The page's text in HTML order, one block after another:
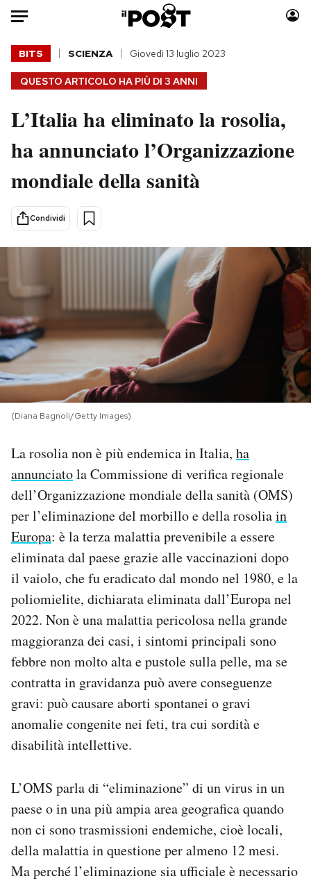
Auto
HOME
Italia
Politica
Tecnologia
Scienza
Moda
Consumismi
Storie/Idee
Altrecose
Mondiali calcio 2026
PODCAST
NEWSLETTER
SHOP
CALENDARIO
AREA PERSONALE
Area Personale
Newsletter
Hai bisogno di aiuto?
Esci
QUESTO ARTICOLO HA PIÙ DI 3 ANNI
BITS SCIENZA Giovedì 13 luglio 2023
L’Italia ha eliminato la rosolia,
ha annunciato l’Organizzazione
mondiale della sanità
Condividi
(Diana Bagnoli/Getty Images)
La rosolia non è più endemica in Italia, ha
annunciatola Commissione di verifica regionale
dell’Organizzazione mondiale della sanità (OMS)
per l’eliminazione del morbillo e della rosoliain
Europa: è la terza malattia prevenibile a essere
eliminata dal paese grazie alle vaccinazioni dopo
il vaiolo, che fu eradicato dal mondo nel 1980, e la
poliomielite, dichiarata eliminata dall’Europa nel
2022. Non è una malattia pericolosa nella grande
maggioranza dei casi, i sintomi principali sono
febbre non molto alta e pustole sulla pelle, ma se
contratta in gravidanza può avere conseguenze
gravi: può causare aborti spontanei o gravi
anomalie congenite nei feti, tra cui sordità e
disabilità intellettive.
L’OMS parla di “eliminazione” di un virus in un
paese o in una più ampia area geografica quando
non ci sono trasmissioni endemiche, cioè locali,
della malattia in questione per almeno 12 mesi.
Ma perché l’eliminazione sia ufficiale è necessario